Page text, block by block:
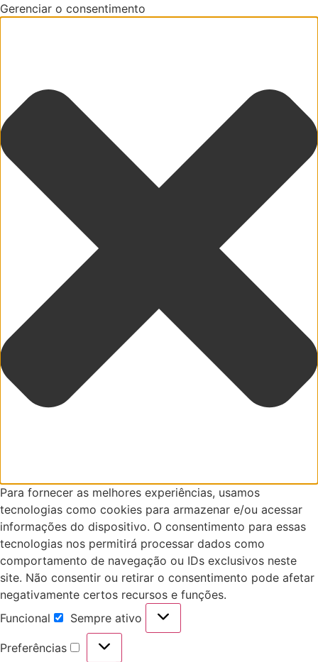
Gerenciar o consentimento
Para fornecer as melhores experiências, usamos
tecnologias como cookies para armazenar e/ou acessar
informações do dispositivo. O consentimento para essas
tecnologias nos permitirá processar dados como
comportamento de navegação ou IDs exclusivos neste
site. Não consentir ou retirar o consentimento pode afetar
negativamente certos recursos e funções.
Funcional
Funcional
Sempre ativo
Preferências
Preferências